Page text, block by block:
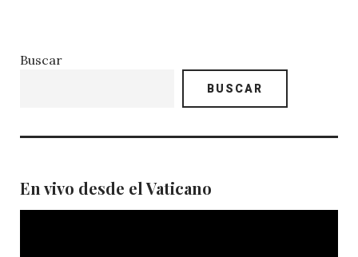
Buscar
BUSCAR
En vivo desde el Vaticano